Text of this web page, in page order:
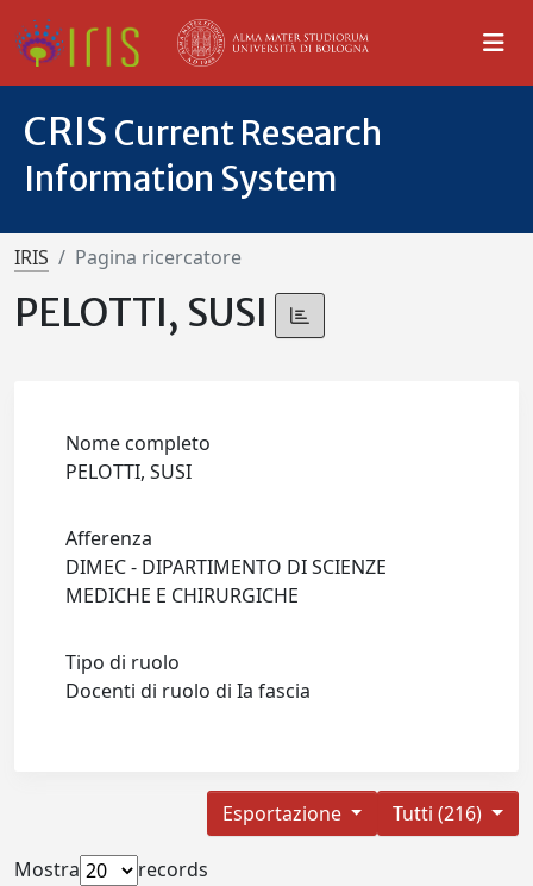
CRIS Current Research
Information System
IRIS Pagina ricercatore
PELOTTI, SUSI
Nome completo
PELOTTI, SUSI
Afferenza
DIMEC - DIPARTIMENTO DI SCIENZE
MEDICHE E CHIRURGICHE
Tipo di ruolo
Docenti di ruolo di Ia fascia
Tutti (216)
Esportazione
Mostra
records